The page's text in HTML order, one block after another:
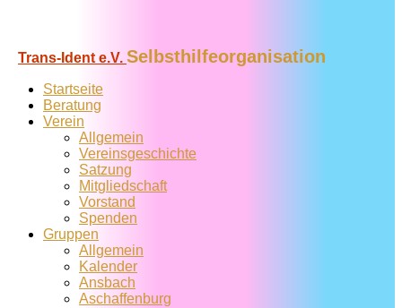
Trans-Ident e.V. Selbsthilfeorganisation
Startseite
Beratung
Verein
Allgemein
Vereins­geschichte
Satzung
Mitglied­schaft
Vorstand
Spenden
Gruppen
Allgemein
Kalender
Ansbach
Aschaffenburg